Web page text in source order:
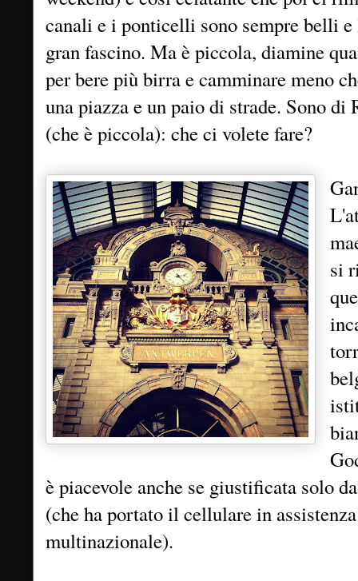
canali e i ponticelli sono sempre belli
gran fascino. Ma è piccola, diamine
per bere più birra e camminare meno
una piazza e un paio di strade. Sono di
(che è piccola): che ci volete fare?
si
è piacevole anche se giustificata solo
(che ha portato il cellulare in
multinazionale).